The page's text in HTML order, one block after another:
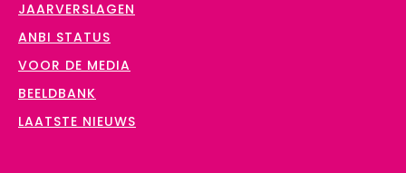
JAARVERSLAGEN
ANBI STATUS
VOOR DE MEDIA
BEELDBANK
LAATSTE NIEUWS